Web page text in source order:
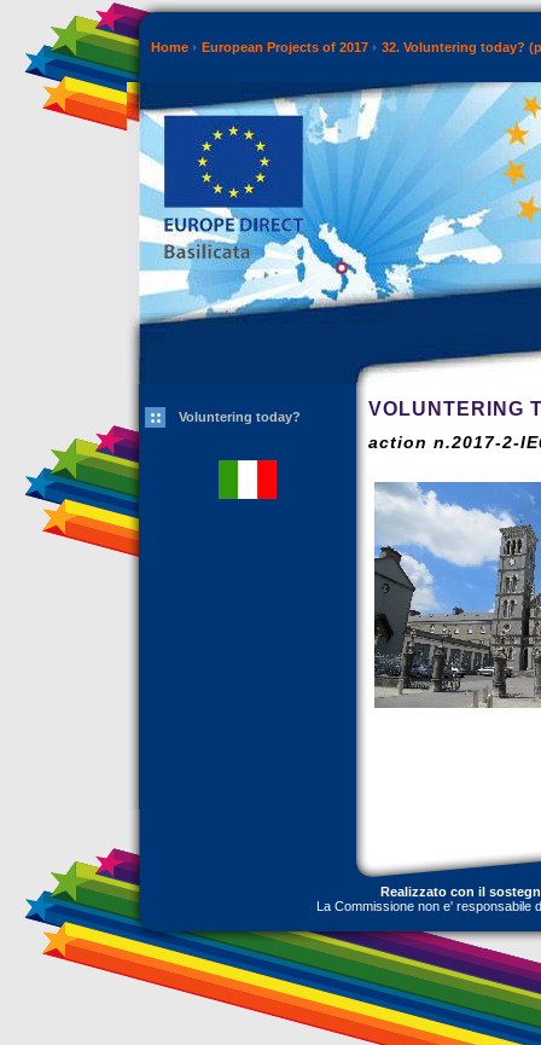
Home European Projects of 2017 32. Voluntering today?
Voluntering today? VOLUNTERING
action n.2017-2-
Realizzato con il
La Commissione non e' responsabile